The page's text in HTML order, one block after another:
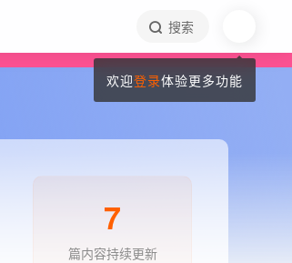
搜索
7
篇内容持续更新
欢迎登录体验更多功能